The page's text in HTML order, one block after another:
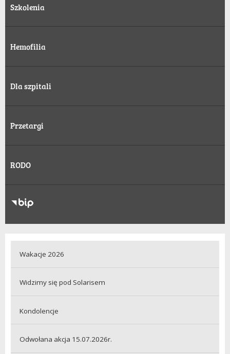
Szkolenia
Hemofilia
Dla szpitali
Przetargi
RODO
RODO
Wakacje 2026
Widzimy się pod Solarisem
Kondolencje
Odwołana akcja 15.07.2026r.